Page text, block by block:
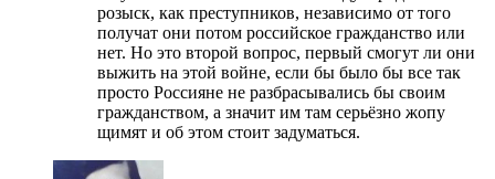
розыск, как преступников, независимо от того
получат они потом российское гражданство или
нет. Но это второй вопрос, первый смогут ли они
выжить на этой войне, если бы было бы все так
просто Россияне не разбрасывались бы своим
гражданством, а значит им там серьёзно жопу
щимят и об этом стоит задуматься.